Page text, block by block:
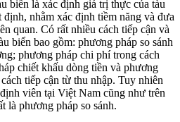
biển là xác định giá trị thực của tàu
nhằm xác định tiềm năng và đưa
quan. Có rất nhiều cách tiếp cận và
biển bao gồm: phương pháp so sánh
phương pháp chi phí trong cách
chiết khấu dòng tiền và phương
tiếp cận từ thu nhập. Tuy nhiên
viên tại Việt Nam cũng như trên
là phương pháp so sánh.